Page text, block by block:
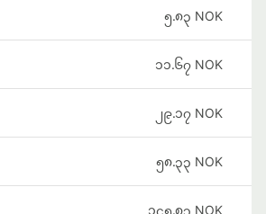
၅.၈၃ NOK
၁၁.၆၇ NOK
၂၉.၁၇ NOK
၅၈.၃၃ NOK
၁၄၅.၈၃ NOK